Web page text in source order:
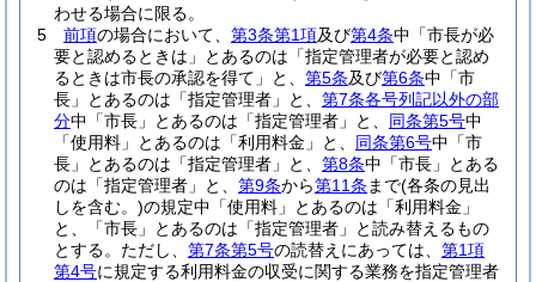
わせる場合に限る。
5
前項の場合において、 第3条第1項及び第4条中「市長が必
要と認めるときは」とあるのは「指定管理者が必要と認め
るときは市長の承認を得て」と、 第5条及び第6条中「市
長」とあるのは「指定管理者」と、 第7条各号列記以外の部
分中「市長」とあるのは「指定管理者」と、 同条第5号中
「使用料」とあるのは「利用料金」と、 同条第6号中「市
長」とあるのは「指定管理者」と、 第8条中「市長」とある
のは「指定管理者」と、 第9条から第11条 まで(各条の見出
しを含む。)の規定中「使用料」とあるのは「利用料金」
と、「市長」とあるのは「指定管理者」と読み替えるもの
とする。 ただし、 第7条第5号の読替えにあっては、 第1項
第4号に規定する利用料金の収受に関する業務を指定管理者